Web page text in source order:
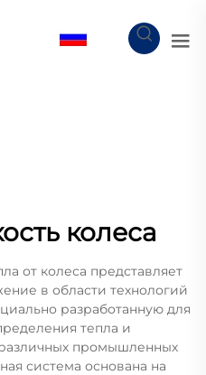
колеса
от колеса представляет
в области технологий
разработанную для
тепла и
промышленных
система основана на